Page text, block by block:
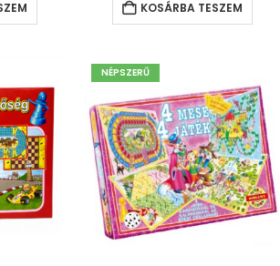
KOSÁRBA TESZEM
NÉPSZERŰ